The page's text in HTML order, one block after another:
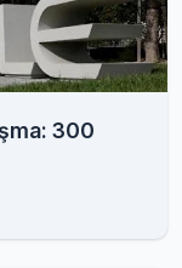
300